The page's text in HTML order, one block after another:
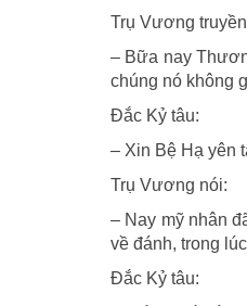
Trụ Vương
– Bữa nay
chúng nó không
Ðắc Kỷ tâu:
– Xin Bệ Hạ yên
Trụ Vương nói:
– Nay mỹ nhân
về đánh, trong
Ðắc Kỷ tâu: